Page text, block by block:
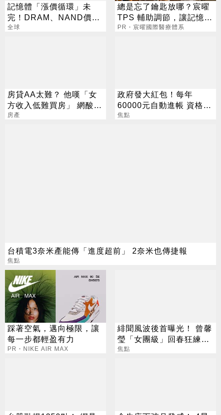
記憶體「漲價循環」未
完！DRAM、NAND價格
7月再創新高
全球
總是忘了鑰匙放哪？宸曜
TPS 輔助調節，讓記憶不
再卡關
PR・宸曜國際醫療體系
房貸AA太難？ 他嘆「女
方收入低難買房」 網酸：
高薪也不會選你
房產
政府發大紅包！每年
60000元自動進帳 資格一
次看
焦點
台積電3奈米產能傳「進度超前」 2奈米也傳捷報
焦點
踩著空氣，邁向極限，讓
每一步都輕盈有力
PR・NIKE AIR MAX
緋聞風波後首曝光！ 曾馨
瑩「女團級」回春狂練舞
郭董獨自公園散步
焦點